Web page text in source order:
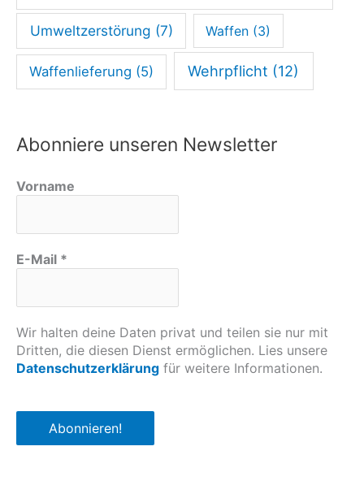
Umweltzerstörung (7) Waffen (3)
Waffenlieferung (5) Wehrpflicht (12)
Abonniere unseren Newsletter
Vorname
E-Mail *
Wir halten deine Daten privat und teilen sie nur mit
Dritten, die diesen Dienst ermöglichen. Lies unsere
Datenschutzerklärung für weitere Informationen.